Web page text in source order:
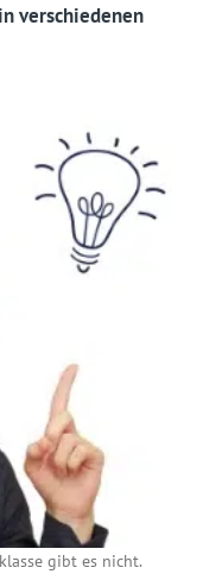
in verschiedenen
gibt es nicht.